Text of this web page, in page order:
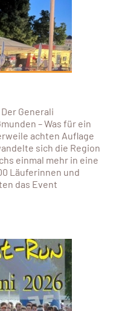
Generali
– Was für ein
achten Auflage
sich die Region
einmal mehr in eine
Läuferinnen und
das Event